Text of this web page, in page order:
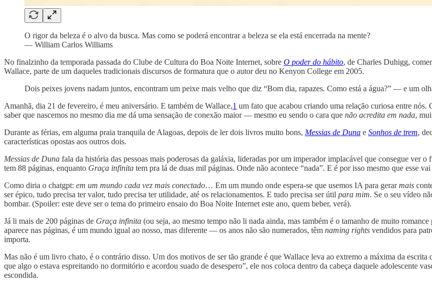
O rigor da beleza é o alvo da busca. Mas como se poderá encontrar a beleza se ela está encerrada na mente?
— William Carlos Williams
No finalzinho da temporada passada do Clube de Cultura do Boa Noite Internet, sobre O poder do hábito, de Charles Duhigg,
Wallace, parte de um daqueles tradicionais discursos de formatura que o autor deu no Kenyon College em 2005.
Dois peixes jovens nadam juntos, encontram um peixe mais velho que diz “Bom dia, rapazes. Como está a água?” — e um
Amanhã, dia 21 de fevereiro, é meu aniversário. E também de Wallace,1 um fato que acabou criando uma relação curiosa entre
saber que nascemos no mesmo dia me dá uma sensação de conexão maior — mesmo eu sendo o cara que não acredita em nada,
Durante as férias, em alguma praia tranquila de Alagoas, depois de ler dois livros muito bons, Messias de Duna e Sonhos de trem,
características opostas aos outros dois.
Messias de Duna fala da história das pessoas mais poderosas da galáxia, lideradas por um imperador implacável que consegue ver
tem 88 páginas, enquanto Graça infinita tem pra lá de duas mil páginas. Onde não acontece “nada”. E é por isso mesmo que esse
Como diria o chatgpt: em um mundo cada vez mais conectado… Em um mundo onde espera-se que usemos IA para gerarmais
ser épico, tudo precisa ter valor, tudo precisa ter utilidade, até os relacionamentos. E tudo precisa ser útil para mim. Se o seu vídeo
bombar. (Spoiler: este deve ser o tema do primeiro ensaio do Boa Noite Internet este ano, quem beber, verá).
Já li mais de 200 páginas de Graça infinita (ou seja, ao mesmo tempo não li nada ainda, mas também é o tamanho de muito
aparece nas páginas, é um mundo igual ao nosso, mas diferente — os anos não são numerados, têm naming rights vendidos para
importa.
Mas não é um livro chato, é o contrário disso. Um dos motivos de ser tão grande é que Wallace leva ao extremo a máxima da
que algo o estava espreitando no dormitório e acordou suado de desespero”, ele nos coloca dentro da cabeça daquele adolescente
escondida.